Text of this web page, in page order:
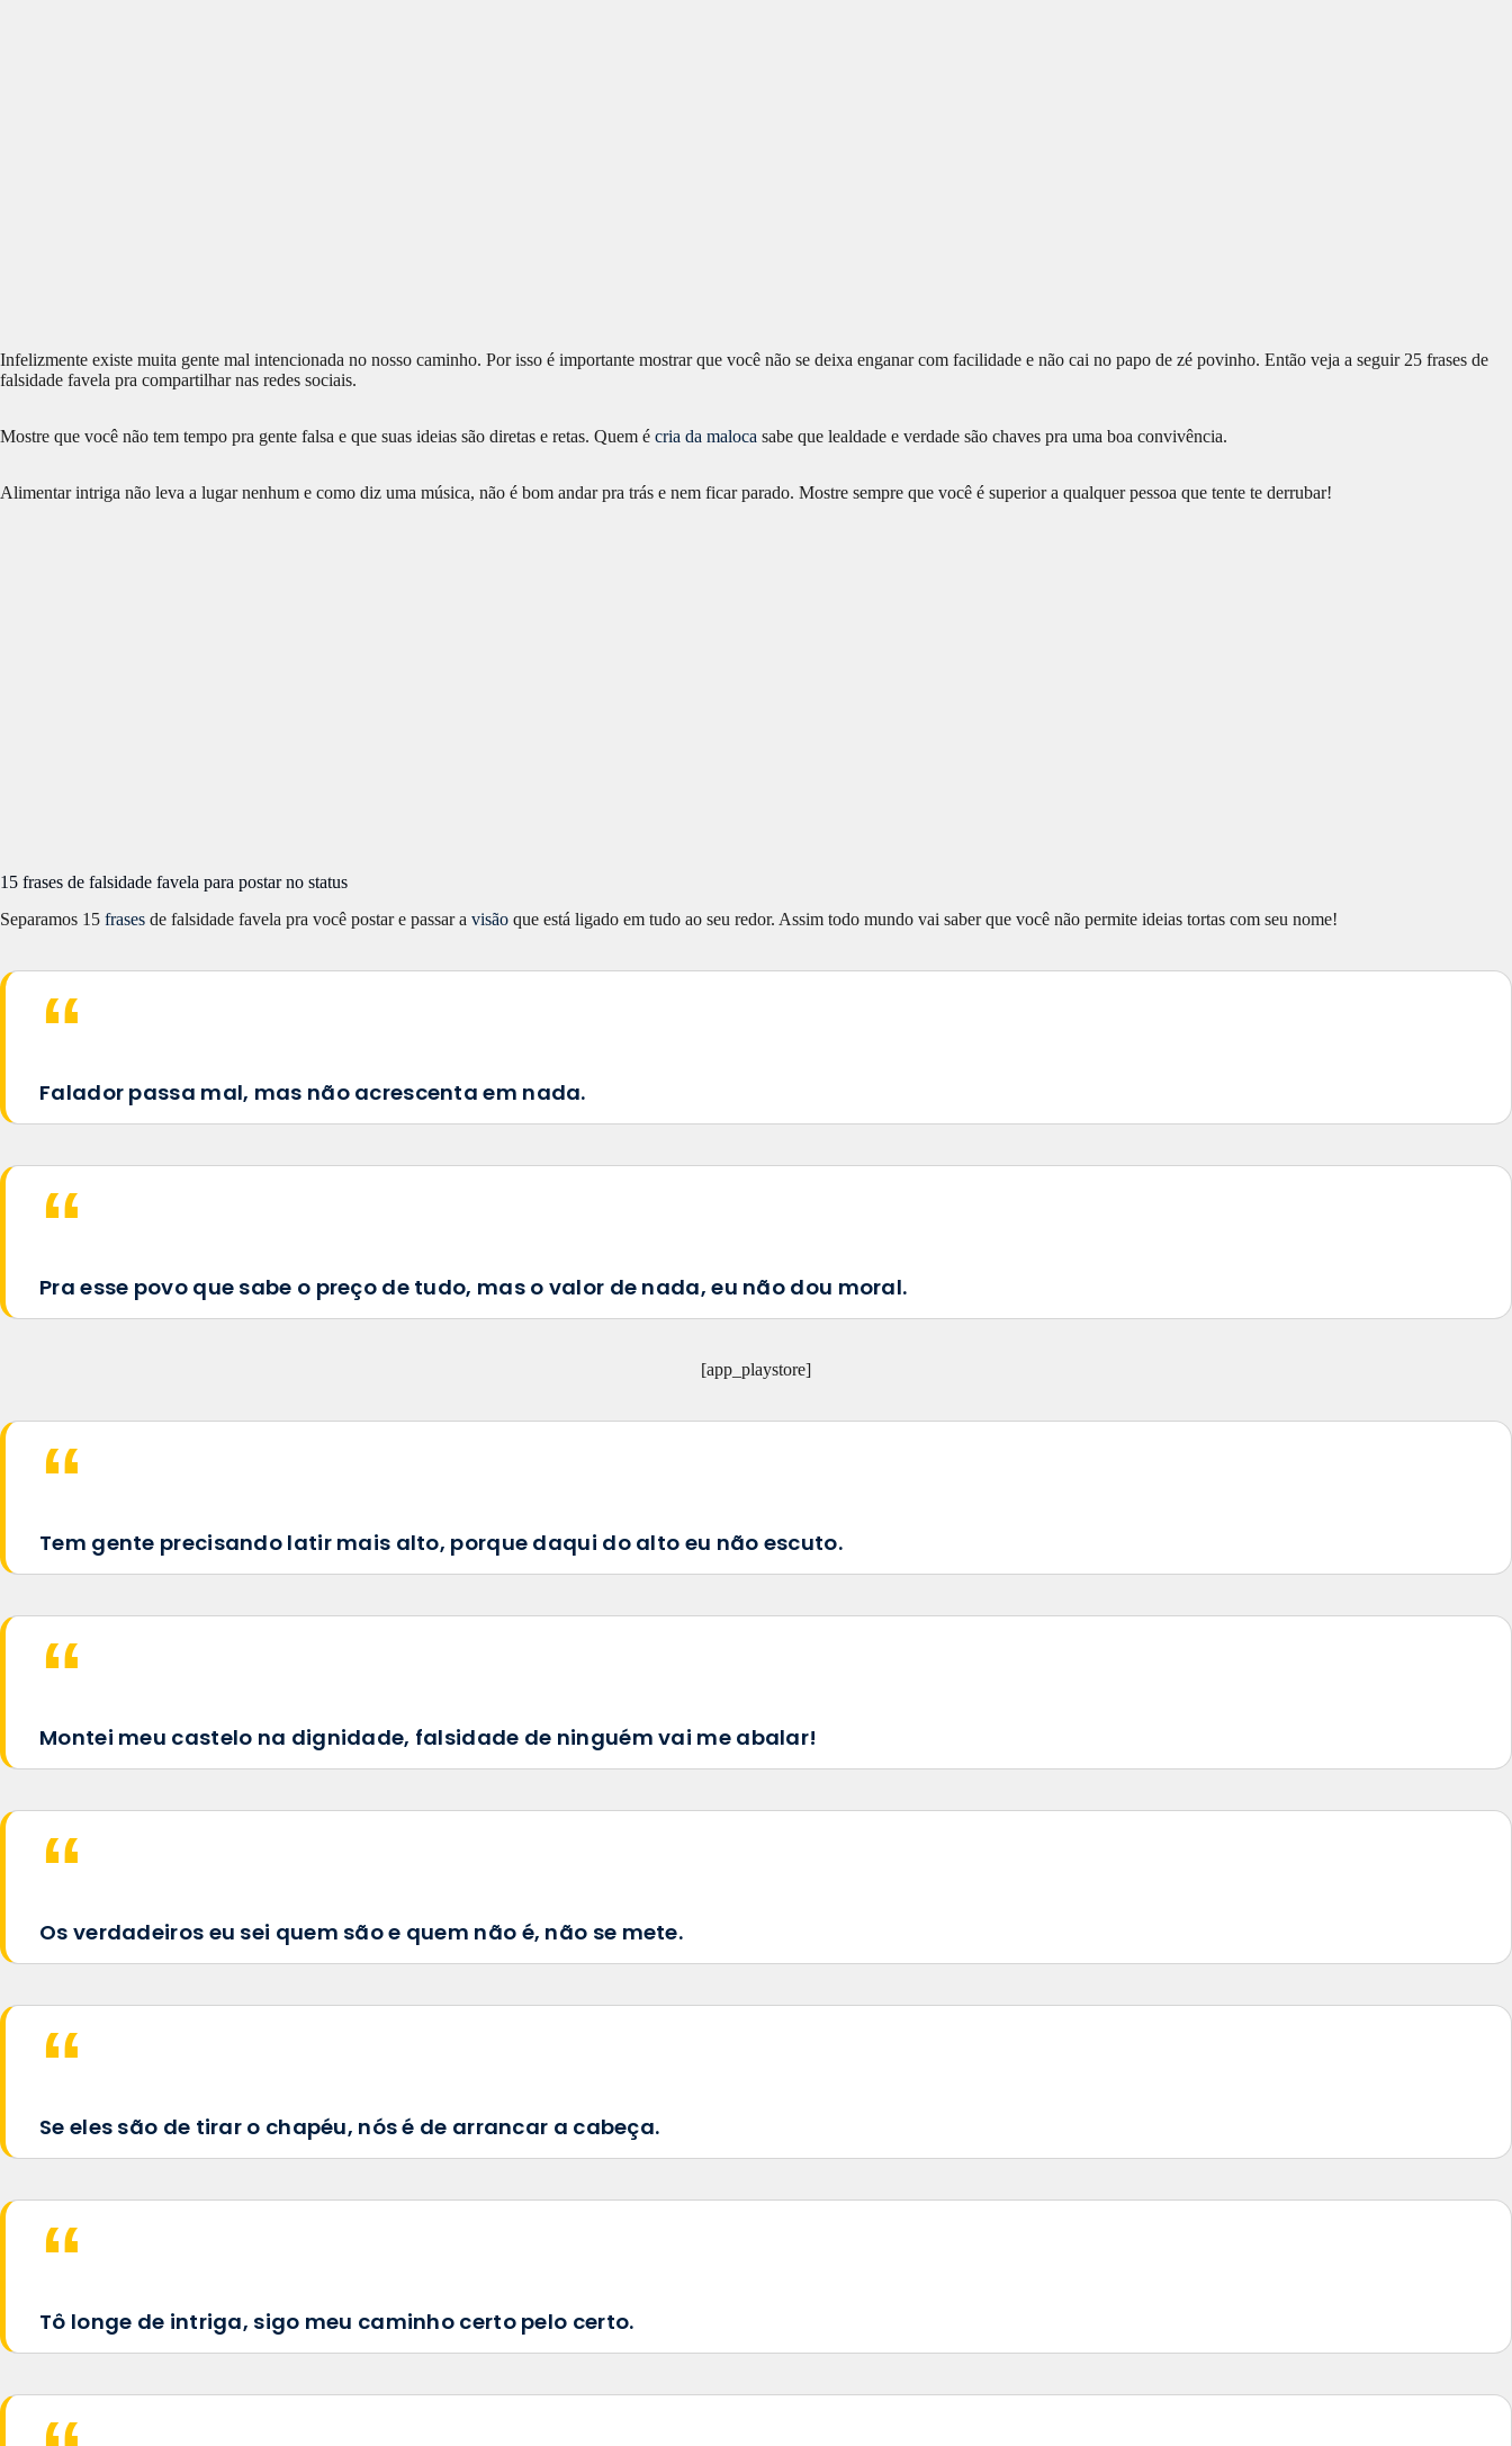
Infelizmente existe muita gente mal intencionada no nosso caminho. Por isso é importante mostrar que você não se deixa enganar com facilidade e não cai no papo de zé povinho. Então veja a seguir 25 frases de
falsidade favela pra compartilhar nas redes sociais.
Mostre que você não tem tempo pra gente falsa e que suas ideias são diretas e retas. Quem é cria da maloca sabe que lealdade e verdade são chaves pra uma boa convivência.
Alimentar intriga não leva a lugar nenhum e como diz uma música, não é bom andar pra trás e nem ficar parado. Mostre sempre que você é superior a qualquer pessoa que tente te derrubar!
15 frases de falsidade favela para postar no status
Separamos 15 frases de falsidade favela pra você postar e passar a visão que está ligado em tudo ao seu redor. Assim todo mundo vai saber que você não permite ideias tortas com seu nome!
Falador passa mal, mas não acrescenta em nada.
Pra esse povo que sabe o preço de tudo, mas o valor de nada, eu não dou moral.
[app_playstore]
Tem gente precisando latir mais alto, porque daqui do alto eu não escuto.
Montei meu castelo na dignidade, falsidade de ninguém vai me abalar!
Os verdadeiros eu sei quem são e quem não é, não se mete.
Se eles são de tirar o chapéu, nós é de arrancar a cabeça.
Tô longe de intriga, sigo meu caminho certo pelo certo.